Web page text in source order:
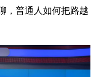
，普通人如何把路越